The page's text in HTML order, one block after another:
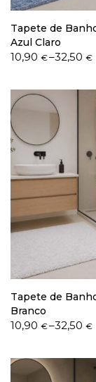
Tapete de
Azul Claro
10,90 €–32,50€
Price
through
32,50 €
Tapete de
Branco
10,90 €–32,50€
Price
through